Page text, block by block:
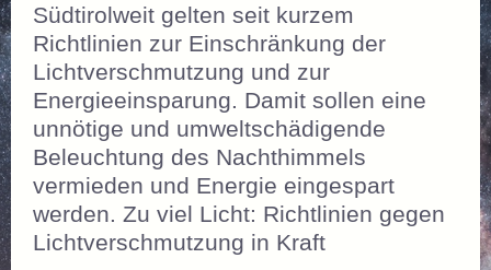
Südtirolweit gelten seit kurzem
Richtlinien zur Einschränkung der
Lichtverschmutzung und zur
Energieeinsparung. Damit sollen eine
unnötige und umweltschädigende
Beleuchtung des Nachthimmels
vermieden und Energie eingespart
werden. Zu viel Licht: Richtlinien gegen
Lichtverschmutzung in Kraft